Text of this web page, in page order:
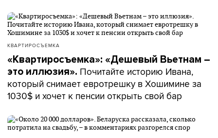
КВАРТИРОСЪЕМКА
«Квартиросъемка»: «Дешевый Вьетнам –
это иллюзия». Почитайте историю Ивана,
который снимает евротрешку в Хошимине за
1030$ и хочет к пенсии открыть свой бар